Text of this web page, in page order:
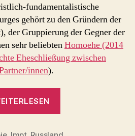
fundamentalistische
gehört zu den Gründern der
der Gruppierung der Gegner der
sehr beliebtenHomoehe (2014
Eheschließung zwischen
innen).